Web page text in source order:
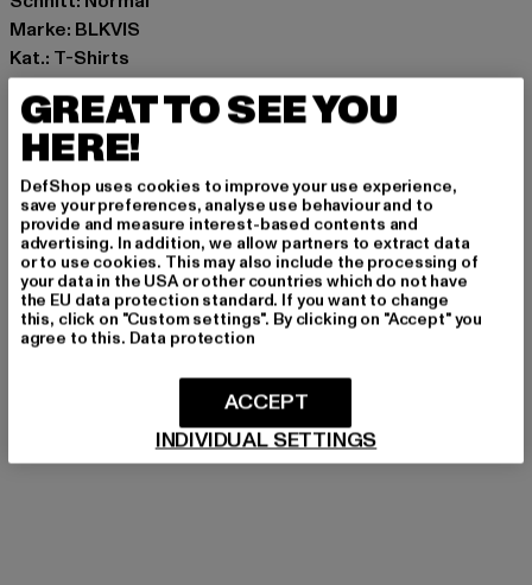
Marke: BLKVIS
Kat.: T-Shirts
Farbe: weiß
Hersteller Farbe: white
Materialzusammensetzung: 100% Baumwolle
Hersteller: Play Hard GmbH |mail@blkvis.de
Landwehrstrasse 70A | 80336 München | DE
GRÖSSE & PASSFORM
LIEFERUNG & RÜCKGABE
GREAT TO SEE YOU
HERE!
DefShop uses cookies to improve your use experience,
save your preferences, analyse use behaviour and to
provide and measure interest-based contents and
advertising. In addition, we allow partners to extract data
or to use cookies. This may also include the processing of
your data in the USA or other countries which do not have
the EU data protection standard. If you want to change
this, click on "Custom settings". By clicking on "Accept" you
agree to this. Data protection
INDIVIDUAL SETTINGS
ACCEPT